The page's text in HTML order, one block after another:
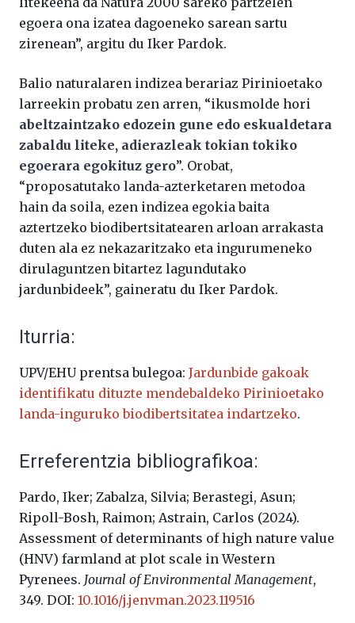
egoera ona izatea dagoeneko sarean sartu
zirenean”, argitu du Iker Pardok.
Balio naturalaren indizea berariaz Pirinioetako
larreekin probatu zen arren, “ikusmolde hori
abeltzaintzako edozein gune edo eskualdetara
zabaldu liteke, adierazleak tokian tokiko
egoerara egokituz gero”. Orobat,
“proposatutako landa-azterketaren metodoa
hain da soila, ezen indizea egokia baita
aztertzeko biodibertsitatearen arloan arrakasta
duten ala ez nekazaritzako eta ingurumeneko
dirulaguntzen bitartez lagundutako
jardunbideek”, gaineratu du Iker Pardok.
Iturria:
UPV/EHU prentsa bulegoa: Jardunbide gakoak
identifikatu dituzte mendebaldeko Pirinioetako
landa-inguruko biodibertsitatea indartzeko.
Erreferentzia bibliografikoa:
Pardo, Iker; Zabalza, Silvia; Berastegi, Asun;
Ripoll-Bosh, Raimon; Astrain, Carlos (2024).
Assessment of determinants of high nature value
(HNV) farmland at plot scale in Western
Pyrenees. Journal of Environmental Management,
349. DOI: 10.1016/j.jenvman.2023.119516